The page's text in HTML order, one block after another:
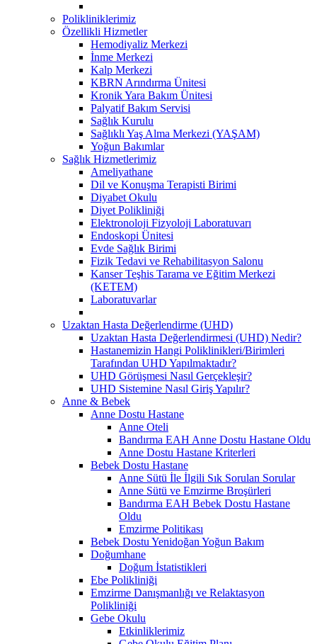
Polikliniklerimiz
Özellikli Hizmetler
Hemodiyaliz Merkezi
İnme Merkezi
Kalp Merkezi
KBRN Arındırma Ünitesi
Kronik Yara Bakım Ünitesi
Palyatif Bakım Servisi
Sağlık Kurulu
Sağlıklı Yaş Alma Merkezi (YAŞAM)
Yoğun Bakımlar
Sağlık Hizmetlerimiz
Ameliyathane
Dil ve Konuşma Terapisti Birimi
Diyabet Okulu
Diyet Polikliniği
Elektronoloji Fizyoloji Laboratuvarı
Endoskopi Ünitesi
Evde Sağlık Birimi
Fizik Tedavi ve Rehabilitasyon Salonu
Kanser Teşhis Tarama ve Eğitim Merkezi
(KETEM)
Laboratuvarlar
Uzaktan Hasta Değerlendirme (UHD)
Uzaktan Hasta Değerlendirmesi (UHD) Nedir?
Hastanemizin Hangi Poliklinikleri/Birimleri
Tarafından UHD Yapılmaktadır?
UHD Görüşmesi Nasıl Gerçekleşir?
UHD Sistemine Nasıl Giriş Yapılır?
Anne & Bebek
Anne Dostu Hastane
Anne Oteli
Bandırma EAH Anne Dostu Hastane Oldu
Anne Dostu Hastane Kriterleri
Bebek Dostu Hastane
Anne Sütü İle İlgili Sık Sorulan Sorular
Anne Sütü ve Emzirme Broşürleri
Bandırma EAH Bebek Dostu Hastane
Oldu
Emzirme Politikası
Bebek Dostu Yenidoğan Yoğun Bakım
Doğumhane
Doğum İstatistikleri
Ebe Polikliniği
Emzirme Danışmanlığı ve Relaktasyon
Polikliniği
Gebe Okulu
Etkinliklerimiz